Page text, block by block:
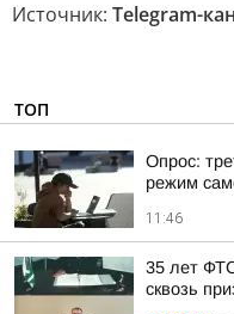
Источник: Telegram-
ТОП
Опрос:
режим
11:46
35 лет
сквозь